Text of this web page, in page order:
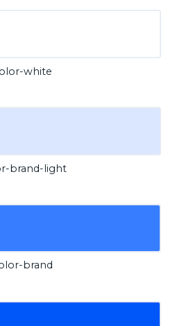
white
brand-light
brand